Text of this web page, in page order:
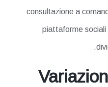
consultazione a
piattaforme sociali